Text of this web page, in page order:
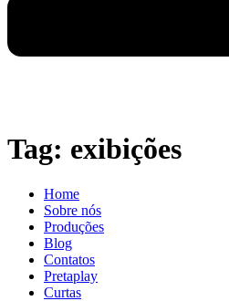
Tag: exibições
Home
Sobre nós
Produções
Blog
Contatos
Pretaplay
Curtas